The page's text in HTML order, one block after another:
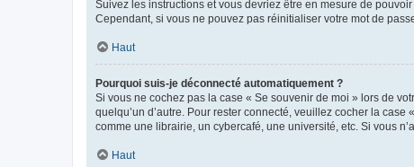
Suivez les instructions et vous devriez être en mesure de
Cependant, si vous ne pouvez pas réinitialiser votre mot de
Haut
Pourquoi suis-je déconnecté automatiquement ?
Si vous ne cochez pas la case « Se souvenir de moi » lors de
quelqu’un d’autre. Pour rester connecté, veuillez cocher la
comme une librairie, un cybercafé, une université, etc. Si vous
Haut